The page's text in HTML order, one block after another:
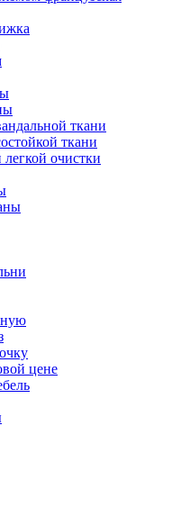
ткани
ткани
очистки
цене